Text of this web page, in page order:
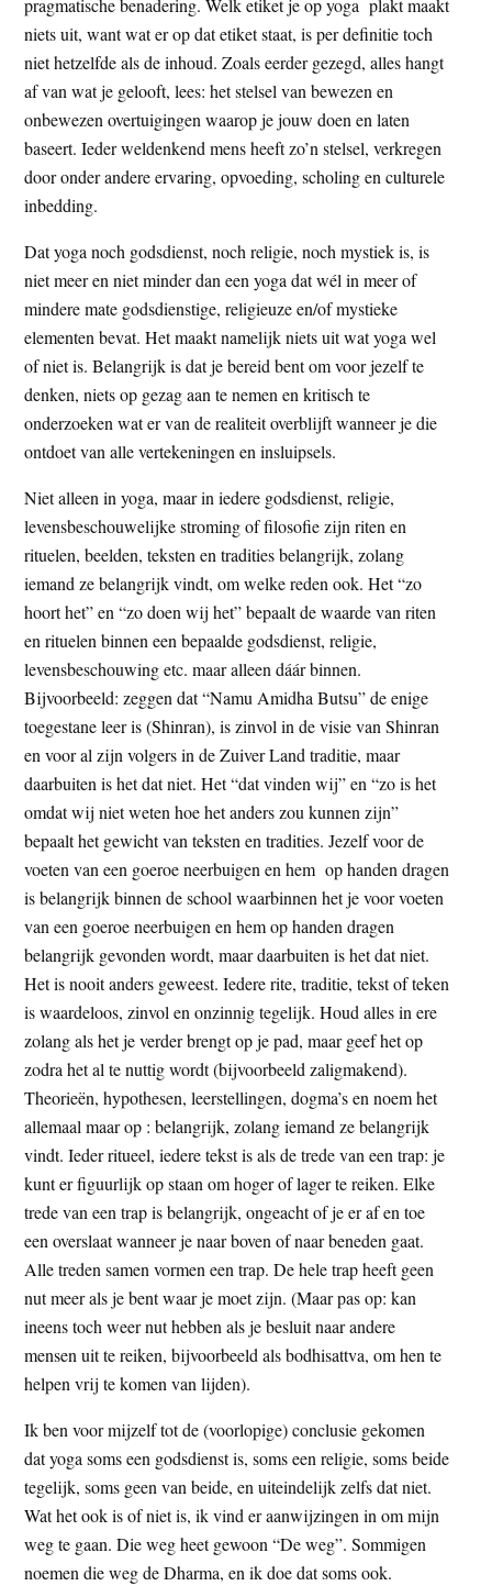
pragmatische benadering. Welk etiket je op yoga plakt maakt
niets uit, want wat er op dat etiket staat, is per definitie toch
niet hetzelfde als de inhoud. Zoals eerder gezegd, alles hangt
af van wat je gelooft, lees: het stelsel van bewezen en
onbewezen overtuigingen waarop je jouw doen en laten
baseert. Ieder weldenkend mens heeft zo’n stelsel, verkregen
door onder andere ervaring, opvoeding, scholing en culturele
inbedding.
Dat yoga noch godsdienst, noch religie, noch mystiek is, is
niet meer en niet minder dan een yoga dat wél in meer of
mindere mate godsdienstige, religieuze en/of mystieke
elementen bevat. Het maakt namelijk niets uit wat yoga wel
of niet is. Belangrijk is dat je bereid bent om voor jezelf te
denken, niets op gezag aan te nemen en kritisch te
onderzoeken wat er van de realiteit overblijft wanneer je die
ontdoet van alle vertekeningen en insluipsels.
Niet alleen in yoga, maar in iedere godsdienst, religie,
levensbeschouwelijke stroming of filosofie zijn riten en
rituelen, beelden, teksten en tradities belangrijk, zolang
iemand ze belangrijk vindt, om welke reden ook. Het “zo
hoort het” en “zo doen wij het” bepaalt de waarde van riten
en rituelen binnen een bepaalde godsdienst, religie,
levensbeschouwing etc. maar alleen dáár binnen.
Bijvoorbeeld: zeggen dat “Namu Amidha Butsu” de enige
toegestane leer is (Shinran), is zinvol in de visie van Shinran
en voor al zijn volgers in de Zuiver Land traditie, maar
daarbuiten is het dat niet. Het “dat vinden wij” en “zo is het
omdat wij niet weten hoe het anders zou kunnen zijn”
bepaalt het gewicht van teksten en tradities. Jezelf voor de
voeten van een goeroe neerbuigen en hem op handen dragen
is belangrijk binnen de school waarbinnen het je voor voeten
van een goeroe neerbuigen en hem op handen dragen
belangrijk gevonden wordt, maar daarbuiten is het dat niet.
Het is nooit anders geweest. Iedere rite, traditie, tekst of teken
is waardeloos, zinvol en onzinnig tegelijk. Houd alles in ere
zolang als het je verder brengt op je pad, maar geef het op
zodra het al te nuttig wordt (bijvoorbeeld zaligmakend).
Theorieën, hypothesen, leerstellingen, dogma’s en noem het
allemaal maar op : belangrijk, zolang iemand ze belangrijk
vindt. Ieder ritueel, iedere tekst is als de trede van een trap: je
kunt er figuurlijk op staan om hoger of lager te reiken. Elke
trede van een trap is belangrijk, ongeacht of je er af en toe
een overslaat wanneer je naar boven of naar beneden gaat.
Alle treden samen vormen een trap. De hele trap heeft geen
nut meer als je bent waar je moet zijn. (Maar pas op: kan
ineens toch weer nut hebben als je besluit naar andere
mensen uit te reiken, bijvoorbeeld als bodhisattva, om hen te
helpen vrij te komen van lijden).
Ik ben voor mijzelf tot de (voorlopige) conclusie gekomen
dat yoga soms een godsdienst is, soms een religie, soms beide
tegelijk, soms geen van beide, en uiteindelijk zelfs dat niet.
Wat het ook is of niet is, ik vind er aanwijzingen in om mijn
weg te gaan. Die weg heet gewoon “De weg”. Sommigen
noemen die weg de Dharma, en ik doe dat soms ook.